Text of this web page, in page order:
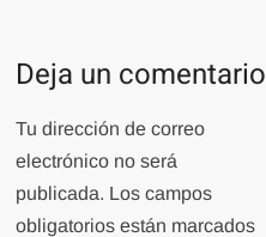
Deja un comentario
Tu dirección de correo
electrónico no será
publicada. Los campos
obligatorios están marcados